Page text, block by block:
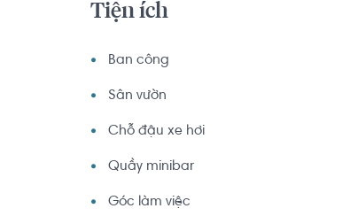
Tiện ích
Ban công
Sân vườn
Chỗ đậu xe hơi
Quầy minibar
Góc làm việc